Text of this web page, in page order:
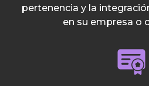
pertenencia y la
en su empresa o